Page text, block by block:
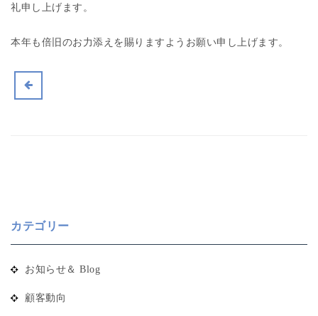
礼申し上げます。
本年も倍旧のお力添えを賜りますようお願い申し上げます。
カテゴリー
お知らせ＆ Blog
顧客動向